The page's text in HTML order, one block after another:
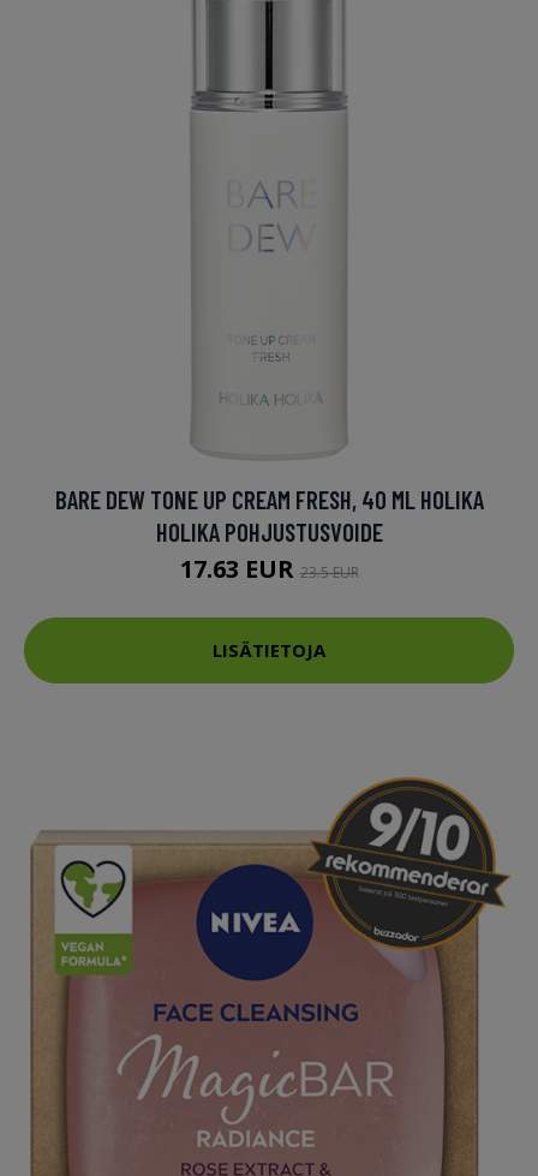
BARE DEW TONE UP CREAM FRESH, 40 ML HOLIKA
HOLIKA POHJUSTUSVOIDE
17.63 EUR23.5 EUR
LISÄTIETOJA